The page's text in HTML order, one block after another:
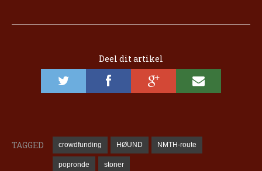
Deel dit artikel
TAGGED crowdfunding HØUND NMTH-route
popronde stoner